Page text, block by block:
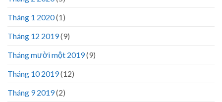
Tháng 1 2020(1)
Tháng 12 2019(9)
Tháng mười một 2019(9)
Tháng 10 2019(12)
Tháng 9 2019(2)